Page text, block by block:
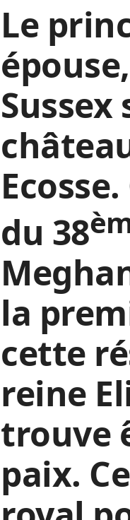
Le
du 38
la
cette
reine
trouve
paix.